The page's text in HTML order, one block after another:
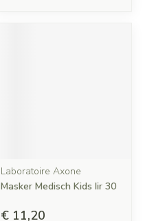
Laboratoire Axone
Masker Medisch Kids Iir 30
€ 11,20